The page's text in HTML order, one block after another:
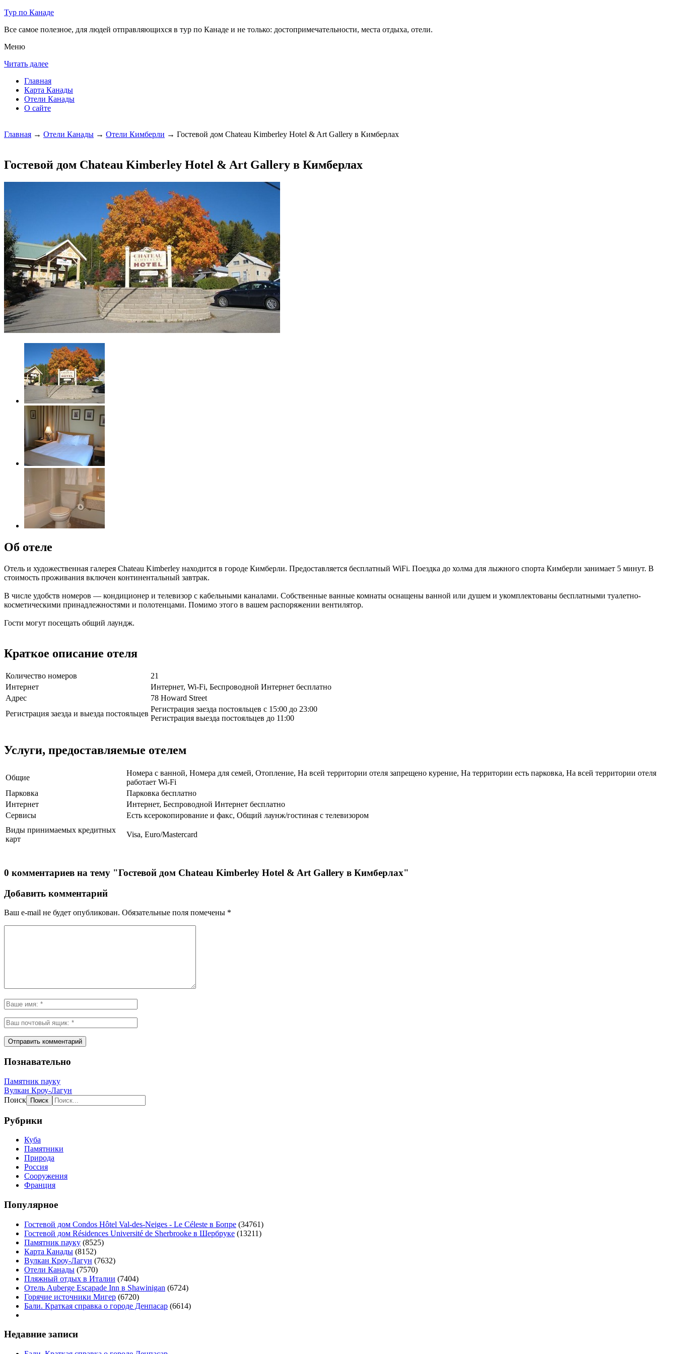
Тур по Канаде
Все самое полезное, для людей отправляющихся в тур по Канаде и не только: достопримечательности, места отдыха, отели.
Меню
Читать далее
Главная
Карта Канады
Отели Канады
О сайте
Главная → Отели Канады → Отели Кимберли → Гостевой дом Chateau Kimberley Hotel & Art Gallery в Кимберлах
Гостевой дом Chateau Kimberley Hotel & Art Gallery в Кимберлах
Об отеле
Отель и художественная галерея Chateau Kimberley находится в городе Кимберли. Предоставляется бесплатный WiFi. Поездка до холма для лыжного спорта Кимберли занимает 5 минут. В
стоимость проживания включен континентальный завтрак.
В числе удобств номеров — кондиционер и телевизор с кабельными каналами. Собственные ванные комнаты оснащены ванной или душем и укомплектованы бесплатными туалетно-
косметическими принадлежностями и полотенцами. Помимо этого в вашем распоряжении вентилятор.
Гости могут посещать общий лаундж.
Краткое описание отеля
Количество номеров
21
Интернет
Интернет, Wi-Fi, Беспроводной Интернет бесплатно
Адрес
78 Howard Street
Регистрация заезда и выезда постояльцев
Регистрация заезда постояльцев с 15:00 до 23:00
Регистрация выезда постояльцев до 11:00
Услуги, предоставляемые отелем
Общие
Номера с ванной, Номера для семей, Отопление, На всей территории отеля запрещено курение, На территории есть парковка, На всей территории отеля
работает Wi-Fi
Парковка
Парковка бесплатно
Интернет
Интернет, Беспроводной Интернет бесплатно
Сервисы
Есть ксерокопирование и факс, Общий лаунж/гостиная с телевизором
Виды принимаемых кредитных
карт
Visa, Euro/Mastercard
0 комментариев на тему "Гостевой дом Chateau Kimberley Hotel & Art Gallery в Кимберлах"
Добавить комментарий
Ваш e-mail не будет опубликован. Обязательные поля помечены *
Познавательно
Памятник пауку
Вулкан Кроу-Лагун
Поиск
Рубрики
Куба
Памятники
Природа
Россия
Сооружения
Франция
Популярное
Гостевой дом Condos Hôtel Val-des-Neiges - Le Céleste в Бопре (34761)
Гостевой дом Résidences Université de Sherbrooke в Шербруке (13211)
Памятник пауку (8525)
Карта Канады (8152)
Вулкан Кроу-Лагун (7632)
Отели Канады (7570)
Пляжный отдых в Италии (7404)
Отель Auberge Escapade Inn в Shawinigan (6724)
Горячие источники Мигер (6720)
Бали. Краткая справка о городе Денпасар (6614)
Недавние записи